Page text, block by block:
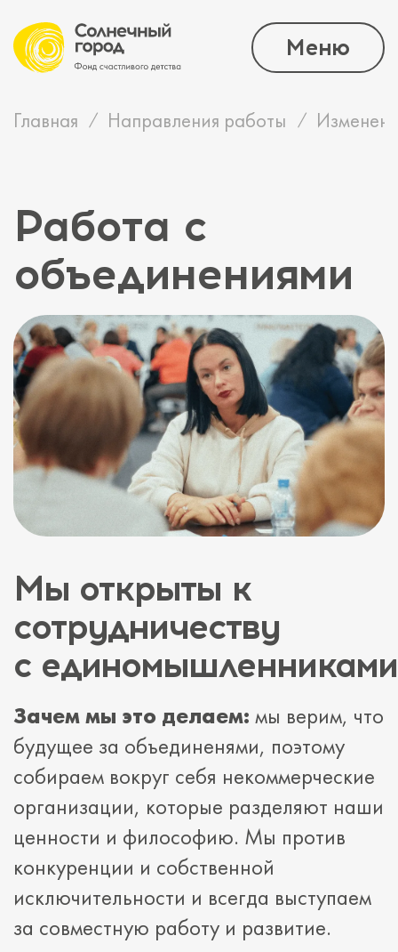
Меню
Главная Направления работы
Работа с
объединениями
Мы открыты к
сотрудничеству
с единомышленниками
Зачем мы это делаем: мы верим, что
будущее за объединенями, поэтому
собираем вокруг себя некоммерческие
организации, которые разделяют наши
ценности и философию. Мы против
конкуренции и собственной
исключительности и всегда выступаем
за совместную работу и развитие.